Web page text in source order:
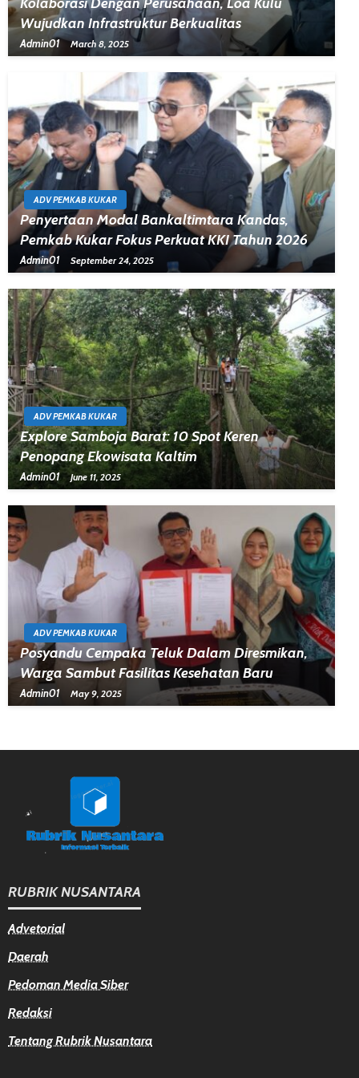
Wujudkan Infrastruktur Berkualitas
Admin01 March 8, 2025
ADV PEMKAB KUKAR
Penyertaan Modal Bankaltimtara Kandas,
Pemkab Kukar Fokus Perkuat KKI Tahun 2026
Admin01 September 24, 2025
ADV PEMKAB KUKAR
Explore Samboja Barat: 10 Spot Keren
Penopang Ekowisata Kaltim
Admin01 June 11, 2025
ADV PEMKAB KUKAR
Posyandu Cempaka Teluk Dalam Diresmikan,
Warga Sambut Fasilitas Kesehatan Baru
Admin01 May 9, 2025
RUBRIK NUSANTARA
Advetorial
Daerah
Pedoman Media Siber
Redaksi
Tentang Rubrik Nusantara